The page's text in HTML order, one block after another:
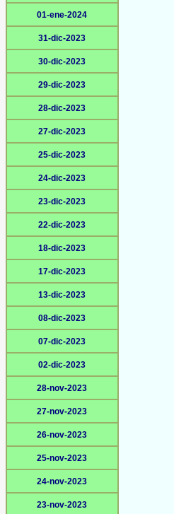
01-ene-2024
31-dic-2023
30-dic-2023
29-dic-2023
28-dic-2023
27-dic-2023
25-dic-2023
24-dic-2023
23-dic-2023
22-dic-2023
18-dic-2023
17-dic-2023
13-dic-2023
08-dic-2023
07-dic-2023
02-dic-2023
28-nov-2023
27-nov-2023
26-nov-2023
25-nov-2023
24-nov-2023
23-nov-2023